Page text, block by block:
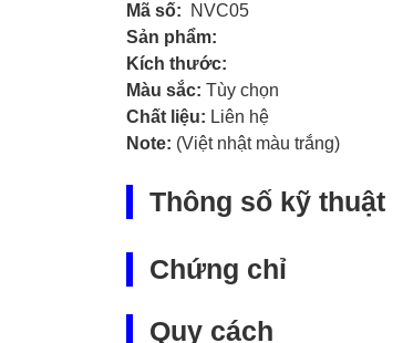
Mã số:
NVC05
Sản phẩm:
Kích thước:
Màu sắc: Tùy chọn
Chất liệu: Liên hệ
Note: (Việt nhật màu trắng)
Thông số kỹ thuật
Chứng chỉ
Quy cách